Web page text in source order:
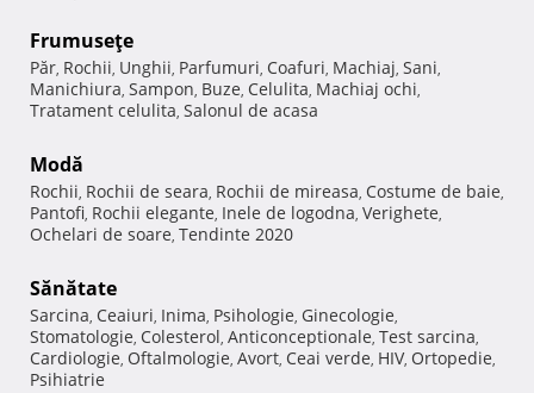
Frumuseţe
Păr, Rochii, Unghii, Parfumuri, Coafuri, Machiaj, Sani,
Manichiura, Sampon, Buze, Celulita, Machiaj ochi,
Tratament celulita, Salonul de acasa
Modă
Rochii, Rochii de seara, Rochii de mireasa, Costume de baie,
Pantofi, Rochii elegante, Inele de logodna, Verighete,
Ochelari de soare, Tendinte 2020
Sănătate
Sarcina, Ceaiuri, Inima, Psihologie, Ginecologie,
Stomatologie, Colesterol, Anticonceptionale, Test sarcina,
Cardiologie, Oftalmologie, Avort, Ceai verde, HIV, Ortopedie,
Psihiatrie